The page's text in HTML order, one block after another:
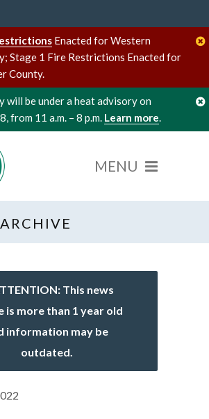
Enacted for Western
Stage 1 Fire Restrictions Enacted for
County.
will be under a heat advisory on
from 11 a.m. – 8 p.m. Learn more.
This news
is more than 1 year old
information may be
outdated.